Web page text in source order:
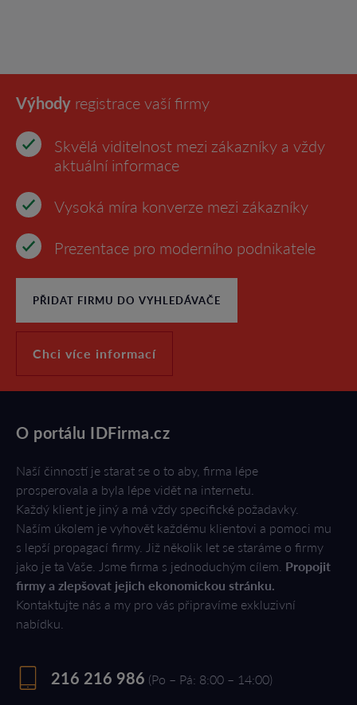
Výhody registrace vaší firmy
Skvělá viditelnost mezi zákazníky a vždy
aktuální informace
Vysoká míra konverze mezi zákazníky
Prezentace pro moderního podnikatele
PŘIDAT FIRMU DO VYHLEDÁVAČE
Chci více informací
O portálu IDFirma.cz
Naší činností je starat se o to aby, firma lépe
prosperovala a byla lépe vidět na internetu.
Každý klient je jiný a má vždy specifické požadavky.
Naším úkolem je vyhovět každému klientovi a pomoci mu
s lepší propagací firmy. Již několik let se staráme o firmy
jako je ta Vaše. Jsme firma s jednoduchým cílem. Propojit
firmy a zlepšovat jejich ekonomickou stránku.
Kontaktujte nás a my pro vás připravíme exkluzivní
nabídku.
216 216 986 (Po – Pá: 8:00 – 14:00)